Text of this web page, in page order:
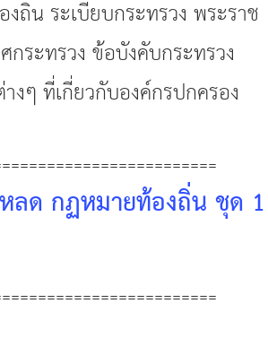
กรปกครองส่วนท้องถิ่น
ถิ่น ระเบียบกระทรวง พระราช
ระทรวง ข้อบังคับกระทรวง
งๆ ที่เกี่ยวกับองค์กรปกครอง
ลด กฏหมายท้องถิ่น ชุด 1